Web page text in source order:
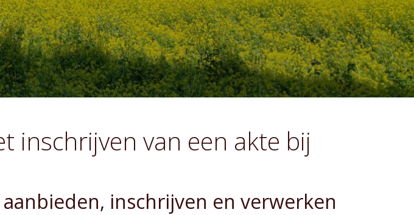
inschrijven van een akte bij
inschrijven en verwerken